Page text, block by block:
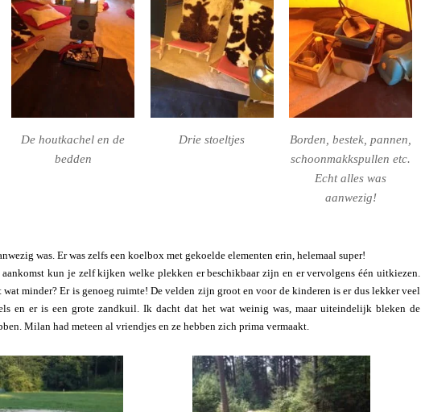
De houtkachel en de
bedden
Drie stoeltjes
Borden, bestek, pannen,
schoonmakkspullen etc.
Echt alles was
aanwezig!
was. Er was zelfs een koelbox met gekoelde elementen erin, helemaal super!
kun je zelf kijken welke plekken er beschikbaar zijn en er vervolgens één uitkiezen.
minder? Er is genoeg ruimte! De velden zijn groot en voor de kinderen is er dus lekker veel
en er is een grote zandkuil. Ik dacht dat het wat weinig was, maar uiteindelijk bleken de
Milan had meteen al vriendjes en ze hebben zich prima vermaakt.